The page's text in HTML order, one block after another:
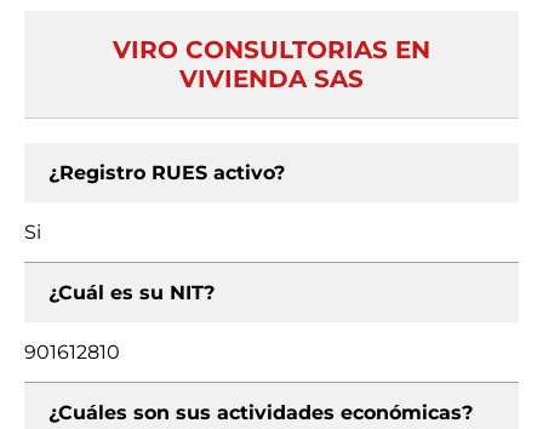
VIRO CONSULTORIAS EN
VIVIENDA SAS
¿Registro RUES activo?
Si
¿Cuál es su NIT?
901612810
¿Cuáles son sus actividades económicas?